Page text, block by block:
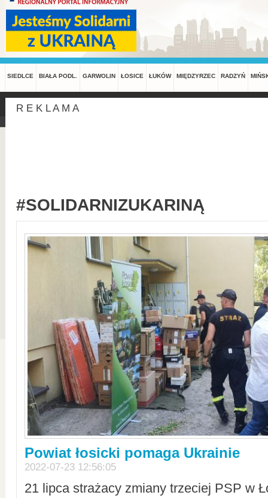
SIEDLCE BIAŁA PODL. GARWOLIN ŁOSICE ŁUKÓW MIĘDZYRZEC RADZYŃ
R E K L A M A
#SOLIDARNIZUKARINĄ
Powiat łosicki pomaga Ukrainie
2022-07-23 12:56:05
21 lipca strażacy zmiany trzeciej PSP w